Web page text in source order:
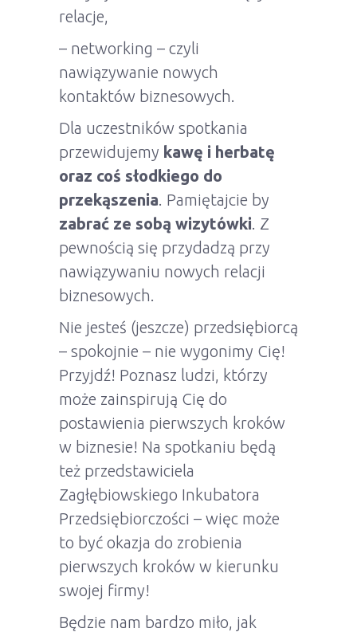
relacje,
– networking – czyli
nawiązywanie nowych
kontaktów biznesowych.
Dla uczestników spotkania
przewidujemy kawę i herbatę
oraz coś słodkiego do
przekąszenia. Pamiętajcie by
zabrać ze sobą wizytówki. Z
pewnością się przydadzą przy
nawiązywaniu nowych relacji
biznesowych.
Nie jesteś (jeszcze) przedsiębiorcą
– spokojnie – nie wygonimy Cię!
Przyjdź! Poznasz ludzi, którzy
może zainspirują Cię do
postawienia pierwszych kroków
w biznesie! Na spotkaniu będą
też przedstawiciela
Zagłębiowskiego Inkubatora
Przedsiębiorczości – więc może
to być okazja do zrobienia
pierwszych kroków w kierunku
swojej firmy!
Będzie nam bardzo miło, jak